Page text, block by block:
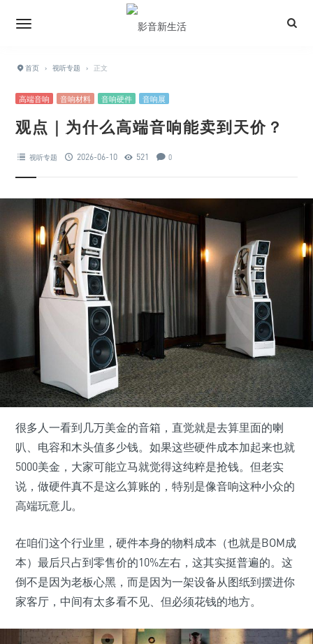
首页 › 视听专题 › 正文
高端音响 音响材料 音响硬件 音响展
观点｜为什么高端音响能卖到天价？
视听专题 2026-06-10 521 0
很多人一看到几万美金的音箱，直觉就是去算里面的喇
叭、电容和木头值多少钱。如果这些硬件成本加起来也就
5000美金，大家可能立马就觉得这纯粹是抢钱。但老实
说，做硬件真不是这么算账的，特别是像音响这种小众的
高端玩意儿。
在咱们这个行业里，硬件本身的物料成本（也就是BOM成
本）最后只占到零售价的10%左右，这其实挺普遍的。这
倒不是因为老板心黑，而是因为一架设备从图纸到摆进你
家客厅，中间有太多看不见、但必须花钱的地方。